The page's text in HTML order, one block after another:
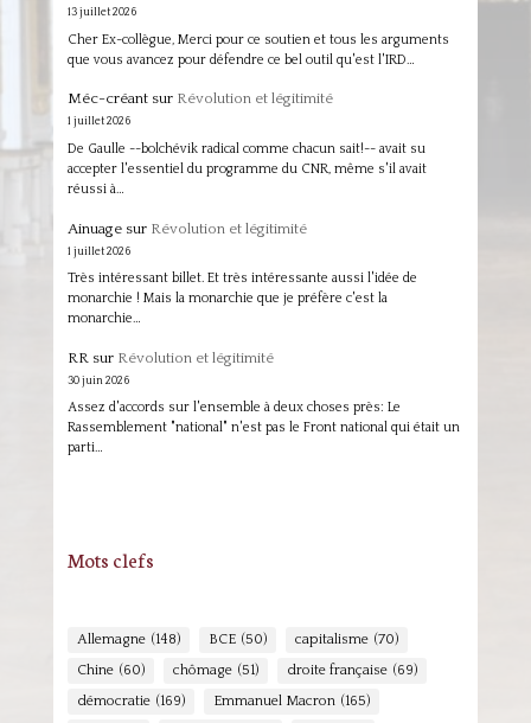
13 juillet 2026
Cher Ex-collègue, Merci pour ce soutien et tous les arguments
que vous avancez pour défendre ce bel outil qu'est l'IRD…
Méc-créantsur Révolution et légitimité
1 juillet 2026
De Gaulle --bolchévik radical comme chacun sait!-- avait su
accepter l'essentiel du programme du CNR, même s'il avait
réussi à…
Ainuagesur Révolution et légitimité
1 juillet 2026
Très intéressant billet. Et très intéressante aussi l'idée de
monarchie ! Mais la monarchie que je préfère c'est la
monarchie…
RR sur Révolution et légitimité
30 juin 2026
Assez d'accords sur l'ensemble à deux choses près: Le
Rassemblement "national" n'est pas le Front national qui était un
parti…
Mots clefs
Allemagne (148) BCE (50) capitalisme (70)
Chine (60) chômage (51) droite française (69)
démocratie (169) Emmanuel Macron (165)